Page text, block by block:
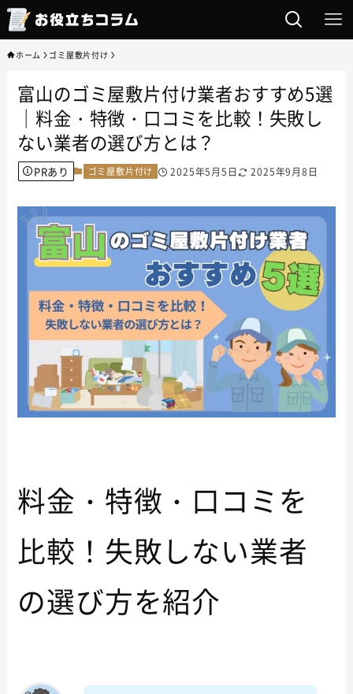
ホーム ゴミ屋敷片付け
富山のゴミ屋敷片付け業者おすすめ5選
｜料金・特徴・口コミを比較！失敗し
ない業者の選び方とは？
PRあり ゴミ屋敷片付け 2025年5月5日 2025年9月8日
料金・特徴・口コミを
比較！失敗しない業者
の選び方を紹介